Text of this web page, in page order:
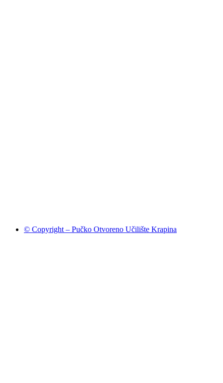
© Copyright – Pučko Otvoreno Učilište Krapina